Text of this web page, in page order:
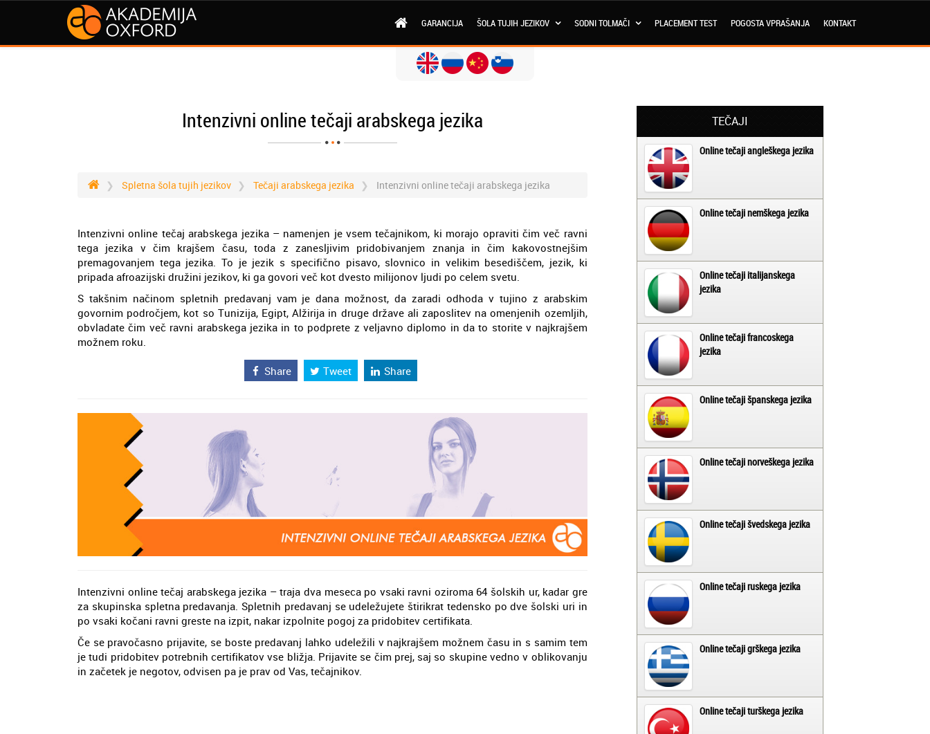
GARANCIJA ŠOLA TUJIH JEZIKOV SODNI TOLMAČI PLACEMENT TEST POGOSTA VPRAŠANJA KONTAKT
Intenzivni online tečaji arabskega jezika
Spletna šola tujih jezikov Tečaji arabskega jezika Intenzivni online tečaji arabskega jezika
Intenzivni online tečaj arabskega jezika – namenjen je vsem tečajnikom, ki morajo opraviti čim več ravni
tega jezika v čim krajšem času, toda z zanesljivim pridobivanjem znanja in čim kakovostnejšim
premagovanjem tega jezika. To je jezik s specifično pisavo, slovnico in velikim besediščem, jezik, ki
pripada afroazijski družini jezikov, ki ga govori več kot dvesto milijonov ljudi po celem svetu.
S takšnim načinom spletnih predavanj vam je dana možnost, da zaradi odhoda v tujino z arabskim
govornim področjem, kot so Tunizija, Egipt, Alžirija in druge države ali zaposlitev na omenjenih ozemljih,
obvladate čim več ravni arabskega jezika in to podprete z veljavno diplomo in da to storite v najkrajšem
možnem roku.
Share Tweet Share
Intenzivni online tečaj arabskega jezika – traja dva meseca po vsaki ravni oziroma 64 šolskih ur, kadar gre
za skupinska spletna predavanja. Spletnih predavanj se udeležujete štirikrat tedensko po dve šolski uri in
po vsaki kočani ravni greste na izpit, nakar izpolnite pogoj za pridobitev certifikata.
Če se pravočasno prijavite, se boste predavanj lahko udeležili v najkrajšem možnem času in s samim tem
je tudi pridobitev potrebnih certifikatov vse bližja. Prijavite se čim prej, saj so skupine vedno v oblikovanju
in začetek je negotov, odvisen pa je prav od Vas, tečajnikov.
TEČAJI
Online tečaji angleškega jezika
Online tečaji nemškega jezika
Online tečaji italijanskega
jezika
Online tečaji francoskega
jezika
Online tečaji španskega jezika
Online tečaji norveškega jezika
Online tečaji švedskega jezika
Online tečaji ruskega jezika
Online tečaji grškega jezika
Online tečaji turškega jezika